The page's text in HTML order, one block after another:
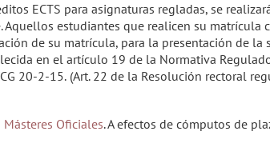
ECTS para asignaturas regladas, se
estudiantes que realicen su
de su matrícula, para la presentación de la
en el artículo 19 de la Normativa
20-2-15.(Art. 22 de la Resolución rectoral
Másteres Oficiales. A efectos de cómputos de